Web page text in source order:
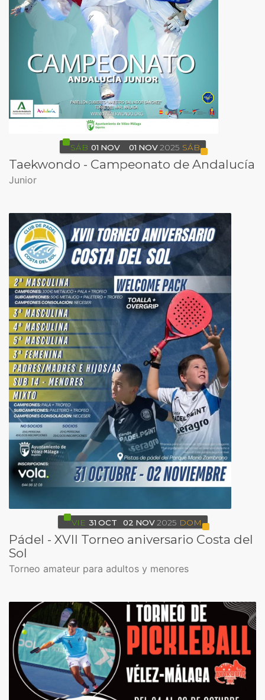
SÁB 01 NOV 01 NOV 2025 SÁB
Taekwondo - Campeonato de Andalucía
Junior
VIE 31 OCT 02 NOV 2025 DOM
Pádel - XVII Torneo aniversario Costa del
Sol
Torneo amateur para adultos y menores